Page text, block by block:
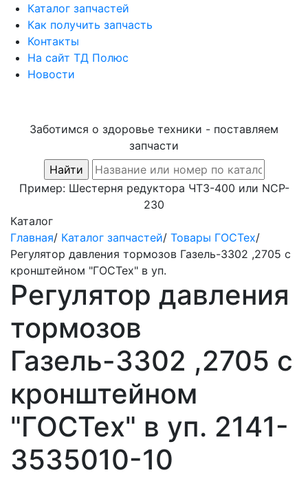
Каталог запчастей
Как получить запчасть
Контакты
На сайт ТД Полюс
Новости
Заботимся о здоровье техники - поставляем
запчасти
Пример: Шестерня редуктора ЧТЗ-400 или NCP-
230
Каталог
Главная/ Каталог запчастей/ Товары ГОСТех/
Регулятор давления тормозов Газель-3302 ,2705 с
кронштейном "ГОСТех" в уп.
Регулятор давления
тормозов
Газель-3302 ,2705 с
кронштейном
"ГОСТех" в уп. 2141-
3535010-10